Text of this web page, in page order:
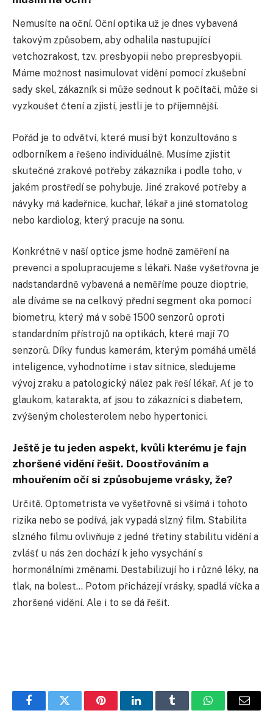
Nemusíte na oční. Oční optika už je dnes vybavená
takovým způsobem, aby odhalila nastupující
vetchozrakost, tzv. presbyopii nebo prepresbyopii.
Máme možnost nasimulovat vidění pomocí zkušební
sady skel, zákazník si může sednout k počítači, může si
vyzkoušet čtení a zjistí, jestli je to příjemnější.
Pořád je to odvětví, které musí být konzultováno s
odborníkem a řešeno individuálně. Musíme zjistit
skutečné zrakové potřeby zákazníka i podle toho, v
jakém prostředí se pohybuje. Jiné zrakové potřeby a
návyky má kadeřnice, kuchař, lékař a jiné stomatolog
nebo kardiolog, který pracuje na sonu.
Konkrétně v naší optice jsme hodně zaměření na
prevenci a spolupracujeme s lékaři. Naše vyšetřovna je
nadstandardně vybavená a neměříme pouze dioptrie,
ale díváme se na celkový přední segment oka pomocí
biometru, který má v sobě 1500 senzorů oproti
standardním přístrojů na optikách, které mají 70
senzorů. Díky fundus kamerám, kterým pomáhá umělá
inteligence, vyhodnotíme i stav sítnice, sledujeme
vývoj zraku a patologický nález pak řeší lékař. Ať je to
glaukom, katarakta, ať jsou to zákazníci s diabetem,
zvýšeným cholesterolem nebo hypertonici.
Ještě je tu jeden aspekt, kvůli kterému je fajn
zhoršené vidění řešit. Doostřováním a
mhouřením očí si způsobujeme vrásky, že?
Určitě. Optometrista ve vyšetřovně si všímá i tohoto
rizika nebo se podívá, jak vypadá slzný film. Stabilita
slzného filmu ovlivňuje z jedné třetiny stabilitu vidění a
zvlášť u nás žen dochází k jeho vysychání s
hormonálními změnami. Destabilizují ho i různé léky, na
tlak, na bolest… Potom přicházejí vrásky, spadlá víčka a
zhoršené vidění. Ale i to se dá řešit.
FacebookTwitter PinterestLinkedInTumblr WhatsApp
E-